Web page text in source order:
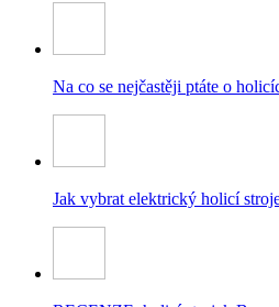
Na co se nejčastěji ptáte o
Jak vybrat elektrický holicí